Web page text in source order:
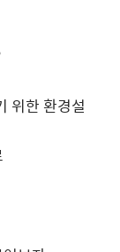
위한 환경설